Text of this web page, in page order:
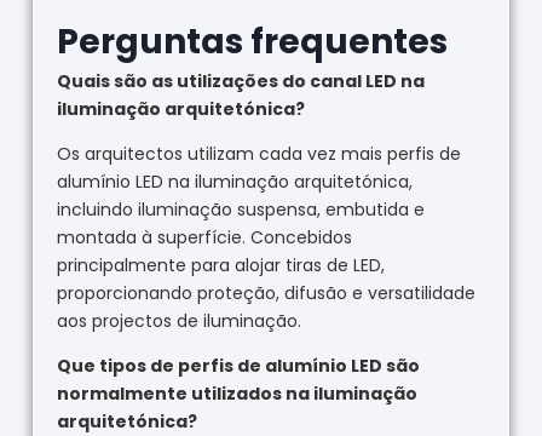
Perguntas frequentes
Quais são as utilizações do canal LED na
iluminação arquitetónica?
Os arquitectos utilizam cada vez mais perfis de
alumínio LED na iluminação arquitetónica,
incluindo iluminação suspensa, embutida e
montada à superfície. Concebidos
principalmente para alojar tiras de LED,
proporcionando proteção, difusão e versatilidade
aos projectos de iluminação.
Que tipos de perfis de alumínio LED são
normalmente utilizados na iluminação
arquitetónica?